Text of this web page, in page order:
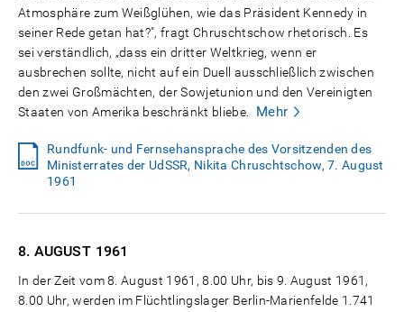
Atmosphäre zum Weißglühen, wie das Präsident Kennedy in
seiner Rede getan hat?", fragt Chruschtschow rhetorisch. Es
sei verständlich, „dass ein dritter Weltkrieg, wenn er
ausbrechen sollte, nicht auf ein Duell ausschließlich zwischen
den zwei Großmächten, der Sowjetunion und den Vereinigten
Staaten von Amerika beschränkt bliebe.
Mehr
Rundfunk- und Fernsehansprache des Vorsitzenden des
Ministerrates der UdSSR, Nikita Chruschtschow, 7. August
1961
8. AUGUST 1961
In der Zeit vom 8. August 1961, 8.00 Uhr, bis 9. August 1961,
8.00 Uhr, werden im Flüchtlingslager Berlin-Marienfelde 1.741